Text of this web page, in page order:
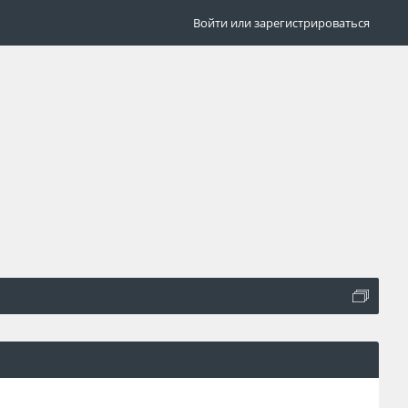
Войти или зарегистрироваться